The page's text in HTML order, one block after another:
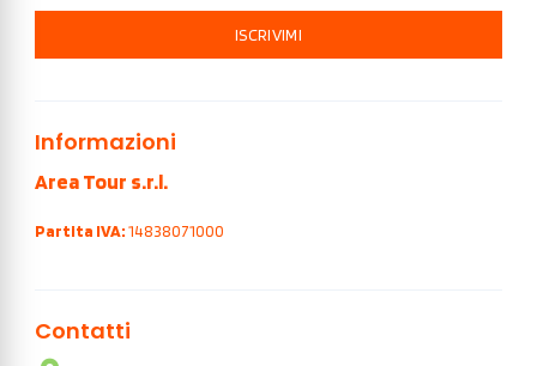
Contatti
Informazioni
Area Tour s.r.l.
Partita IVA:14838071000
ISCRIVIMI